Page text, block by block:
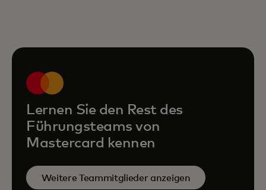
Lernen Sie den Rest des
Führungsteams von
Mastercard kennen
Weitere Teammitglieder anzeigen